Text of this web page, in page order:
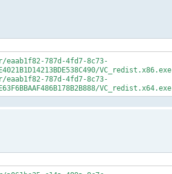
787d-4fd7-8c73-
VC_redist.x86.exe
787d-4fd7-8c73-
VC_redist.x64.exe